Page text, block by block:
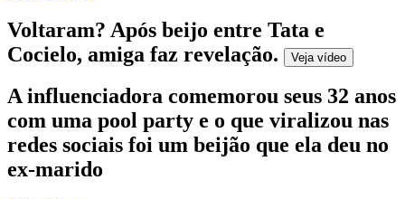
Voltaram? Após beijo entre Tata e
Cocielo, amiga faz revelação. Veja vídeo
A influenciadora comemorou seus 32 anos
com uma pool party e o que viralizou nas
redes sociais foi um beijão que ela deu no
ex-marido